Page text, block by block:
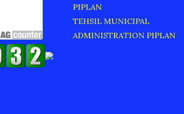
PIPLAN
TEHSIL MUNICIPAL
ADMINISTRATION PIPLAN